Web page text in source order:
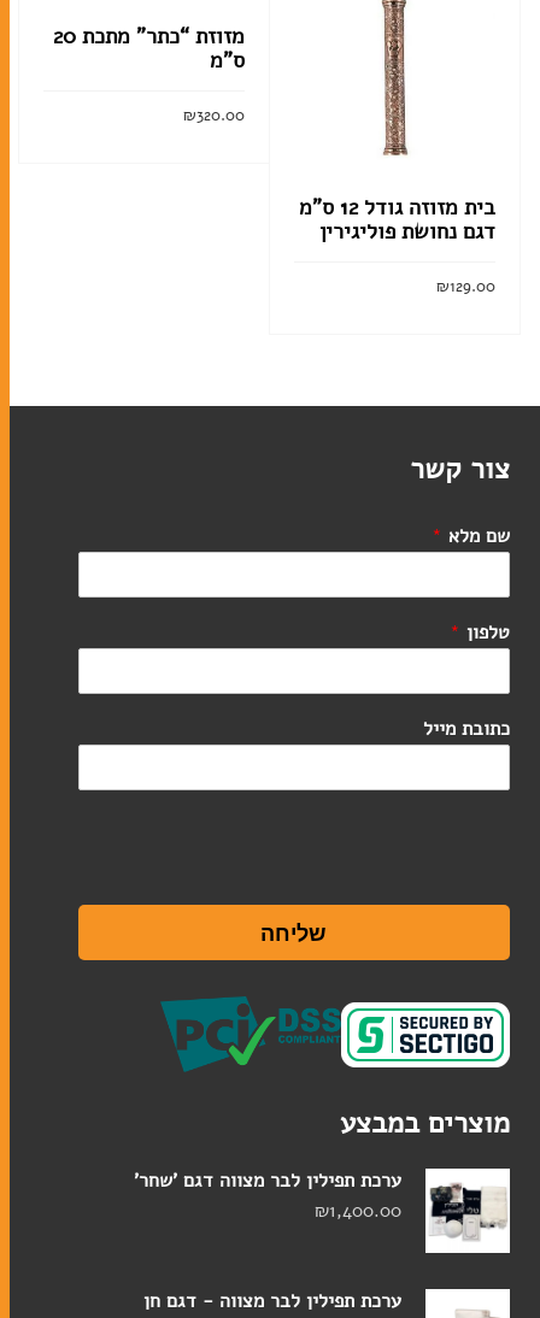
מזוזת “כתר” מתכת 20
ס”מ
₪320.00
בית מזוזה גודל 12 ס”מ
דגם נחושת פוליגירין
₪129.00
צור קשר
שם מלא *
טלפון *
כתובת מייל
שליחה
מוצרים במבצע
ערכת תפילין לבר מצווה דגם 'שחר'
₪1,400.00
ערכת תפילין לבר מצווה - דגם חן
במעגל השנה
סידורים
מגילות
הבדלה